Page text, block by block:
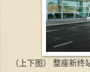
（上下图） 整座新